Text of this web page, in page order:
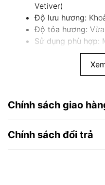
Vetiver)
Độ lưu hương:
Độ tỏa hương:
Sử dụng phù hợp:
hoặc những dịp
Nước hoa Niixt Parfums
Cách Mạng Tháng 8,
Chính sách giao
Chính sách đổi trả